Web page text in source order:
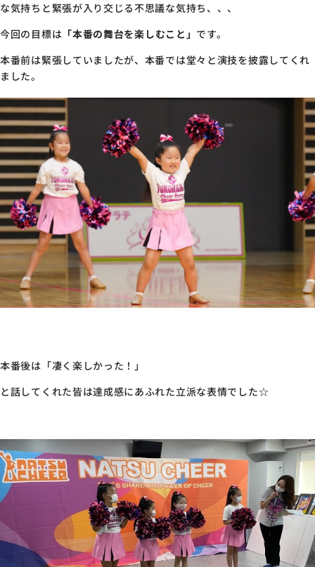
な気持ちと緊張が入り交じる不思議な気持ち、、、
今回の目標は 「本番の舞台を楽しむこと」 です。
本番前は緊張していましたが、本番では堂々と演技を披露してくれ
ました。
本番後は「凄く楽しかった！」
と話してくれた皆は達成感にあふれた立派な表情でした☆